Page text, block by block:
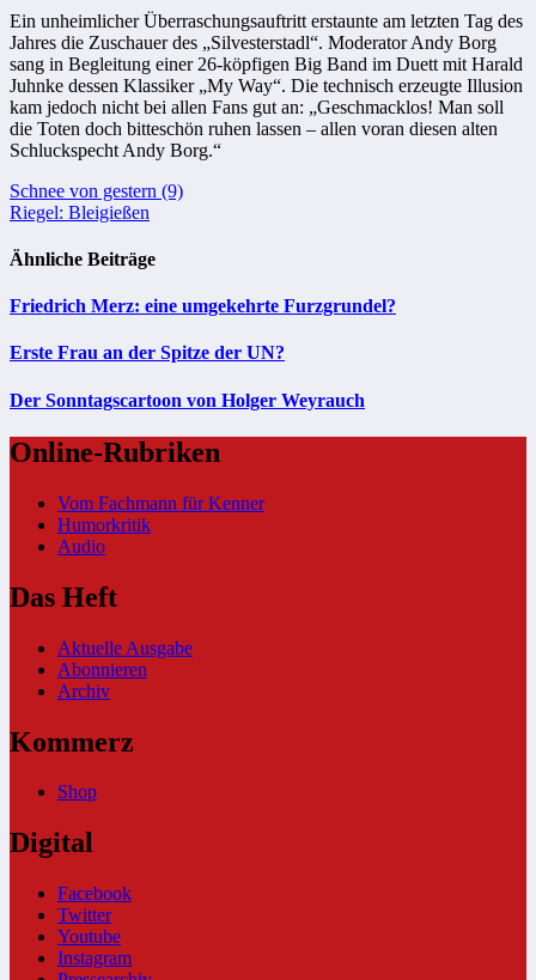
Ein unheimlicher Überraschungsauftritt erstaunte am letzten Tag des
Jahres die Zuschauer des „Silvesterstadl“. Moderator Andy Borg
sang in Begleitung einer 26-köpfigen Big Band im Duett mit Harald
Juhnke dessen Klassiker „My Way“. Die technisch erzeugte Illusion
kam jedoch nicht bei allen Fans gut an: „Geschmacklos! Man soll
die Toten doch bitteschön ruhen lassen – allen voran diesen alten
Schluckspecht Andy Borg.“
Beitragsnavigation
Schnee von gestern (9)
Riegel: Bleigießen
Ähnliche Beiträge
Friedrich Merz: eine umgekehrte Furzgrundel?
Erste Frau an der Spitze der UN?
Der Sonntagscartoon von Holger Weyrauch
Online-Rubriken
Vom Fachmann für Kenner
Humorkritik
Audio
Das Heft
Aktuelle Ausgabe
Abonnieren
Archiv
Kommerz
Shop
Digital
Facebook
Twitter
Youtube
Instagram